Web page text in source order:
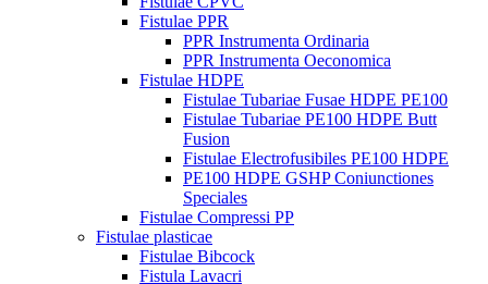
Fistulae PPR
PPR Instrumenta Ordinaria
PPR Instrumenta Oeconomica
Fistulae HDPE
Fistulae Tubariae Fusae HDPE PE100
Fistulae Tubariae PE100 HDPE Butt
Fusion
Fistulae Electrofusibiles PE100 HDPE
PE100 HDPE GSHP Coniunctiones
Speciales
Fistulae Compressi PP
Fistulae plasticae
Fistulae Bibcock
Fistula Lavacri